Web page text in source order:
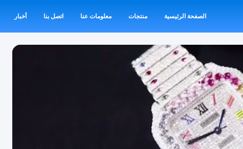
الصفحة الرئيسية منتجات معلومات عنا اتصل بنا أخبار